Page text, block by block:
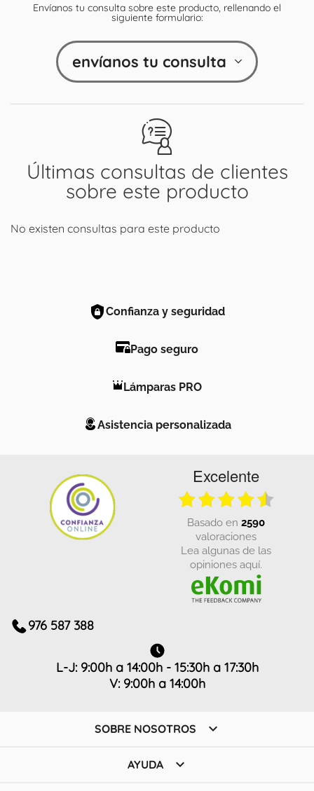
Últimas consultas de clientes
sobre este producto
No existen consultas para este producto
Envíanos tu consulta sobre este producto, rellenando el
siguiente formulario:
envíanos tu consulta
Confianza y seguridad
Pago seguro
Lámparas PRO
Asistencia personalizada
Excelente
basado en 2590
valoraciones
Lea algunas de las
opiniones aquí.
976 587 388
L-J: 9:00h a 14:00h - 15:30h a 17:30h
V: 9:00h a 14:00h
SOBRE NOSOTROS 
AYUDA 